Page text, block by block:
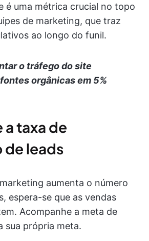
é uma métrica crucial no topo
de marketing, que traz
ao longo do funil.
o tráfego do site
orgânicas em 5%
a taxa de
de leads
aumenta o número
espera-se que as vendas
Acompanhe a meta de
sua própria meta.